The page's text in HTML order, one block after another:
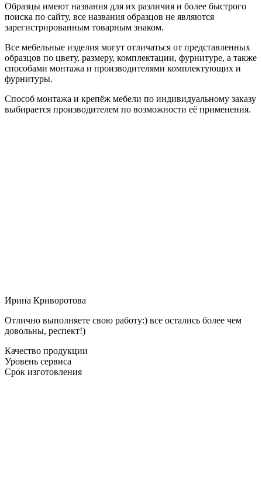
Образцы имеют названия для их различия и более быстрого
поиска по сайту, все названия образцов не являются
зарегистрированным товарным знаком.
Все мебельные изделия могут отличаться от представленных
образцов по цвету, размеру, комплектации, фурнитуре, а также
способами монтажа и производителями комплектующих и
фурнитуры.
Способ монтажа и крепёж мебели по индивидуальному заказу
выбирается производителем по возможности её применения.
Ирина Криворотова
Отлично выполняете свою работу:) все остались более чем
довольны, респект!)
Качество продукции
Уровень сервиса
Срок изготовления